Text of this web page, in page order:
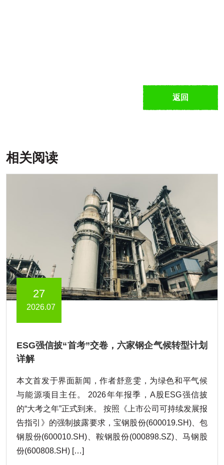
返回
相关阅读
27
2026.07
ESG强信披“首考”交卷，六家钢企气候转型计划
详解
本文首发于界面新闻，作者舒意雯，为绿色和平气候
与能源项目主任。 2026年年报季，A股ESG强信披
的“大考之年”正式到来。 按照《上市公司可持续发展报
告指引》的强制披露要求，宝钢股份(600019.SH)、包
钢股份(600010.SH)、鞍钢股份(000898.SZ)、马钢股
份(600808.SH) […]